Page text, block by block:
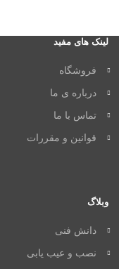
لینک های مفید
فروشگاه
درباره ی ما
تماس با ما
قوانین و مقررات
وبلاگ
دانش فنی
نصب و عیب یابی